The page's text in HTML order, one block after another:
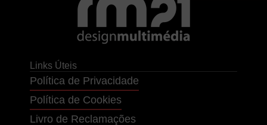
Links Úteis
Política de Privacidade
Política de Cookies
Livro de Reclamações